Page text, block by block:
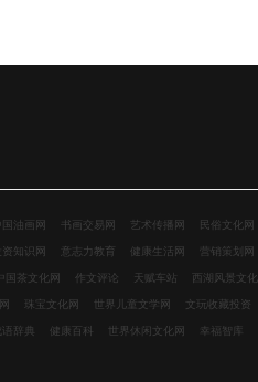
国油画网 书画交易网 艺术传播网 民俗文化网
资知识网 意志力教育 健康生活网 营销策划网
中国茶文化网 作文评论 天赋车站 西湖风景文化
珠宝文化网 世界儿童文学网 文玩收藏投资
语辞典 健康百科 世界休闲文化网 幸福智库